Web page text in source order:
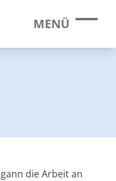
MENÜ
die Arbeit an